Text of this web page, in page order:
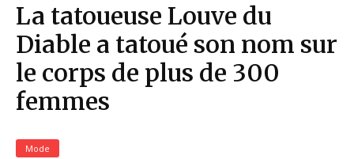
La tatoueuse Louve du
Diable a tatoué son nom sur
le corps de plus de 300
femmes
Mode